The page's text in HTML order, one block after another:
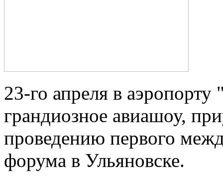
23-го апреля в
грандиозное авиашоу,
проведению первого
форума в Ульяновске.